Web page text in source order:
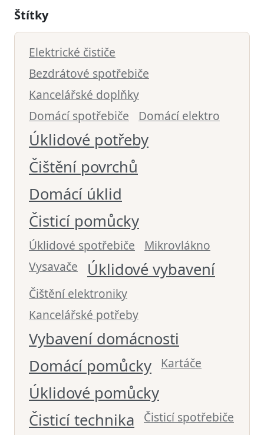
Štítky
Elektrické čističe
Bezdrátové spotřebiče
Kancelářské doplňky
Domácí spotřebiče
Domácí elektro
Úklidové potřeby
Čištění povrchů
Domácí úklid
Čisticí pomůcky
Úklidové spotřebiče
Mikrovlákno
Vysavače
Úklidové vybavení
Čištění elektroniky
Kancelářské potřeby
Vybavení domácnosti
Domácí pomůcky
Kartáče
Úklidové pomůcky
Čisticí technika
Čisticí spotřebiče